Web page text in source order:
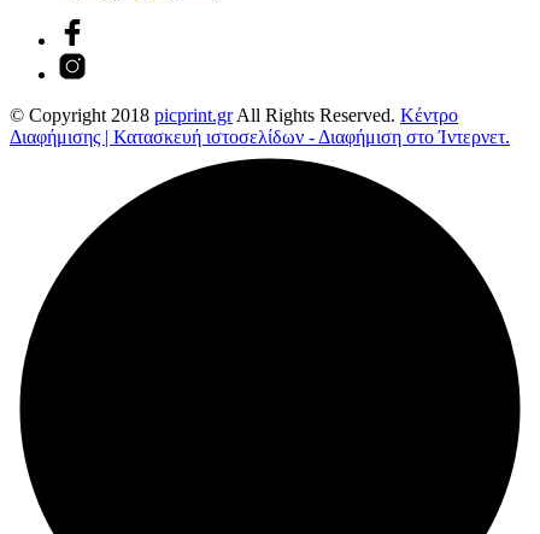
© Copyright 2018 picprint.grAll Rights Reserved. Κέντρο
Διαφήμισης | Κατασκευή ιστοσελίδων - Διαφήμιση στο Ίντερνετ.